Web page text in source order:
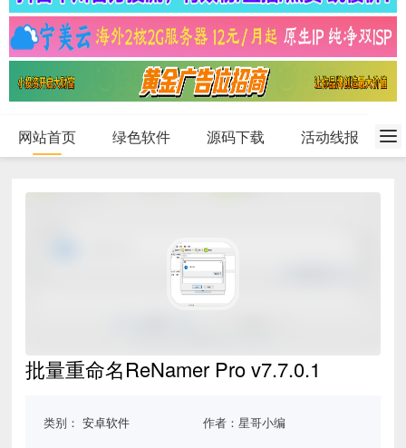
网站首页 绿色软件 源码下载 活动线报
批量重命名ReNamer Pro v7.7.0.1
类别：安卓软件 作者：星哥小编